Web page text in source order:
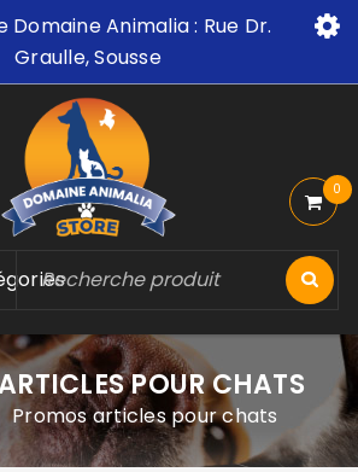
Domaine Animalia : Rue Dr.
Graulle, Sousse
0
POUR CHATS
Promos articles pour chats